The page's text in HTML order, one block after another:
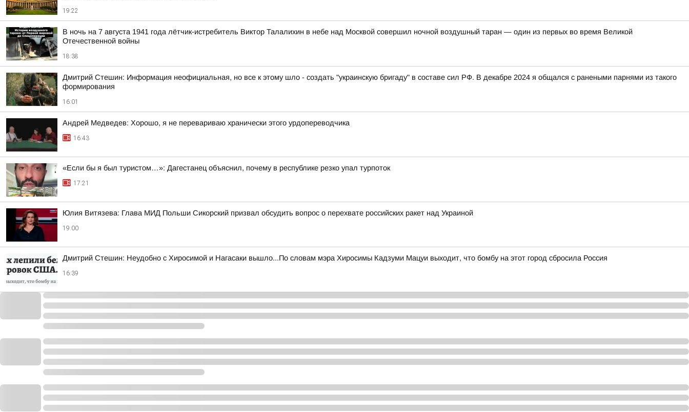
19:22
В ночь на 7 августа 1941 года лётчик-истребитель Виктор Талалихин в небе над Москвой совершил ночной воздушный таран — один из первых во время Великой
Отечественной войны
18:38
Дмитрий Стешин: Информация неофициальная, но все к этому шло - создать "украинскую бригаду" в составе сил РФ. В декабре 2024 я общался с ранеными парнями из такого
формирования
16:01
Андрей Медведев: Хорошо, я не перевариваю хранически этого урдопереводчика
16:43
«Если бы я был туристом…»: Дагестанец объяснил, почему в республике резко упал турпоток
17:21
Юлия Витязева: Глава МИД Польши Сикорский призвал обсудить вопрос о перехвате российских ракет над Украиной
19:00
Дмитрий Стешин: Неудобно с Хиросимой и Нагасаки вышло...По словам мэра Хиросимы Кадзуми Мацуи выходит, что бомбу на этот город сбросила Россия
16:39